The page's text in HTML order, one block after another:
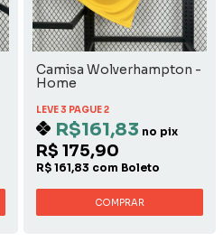
Camisa Wolverhampton -
Home
LEVE 3 PAGUE 2
R$161,83 no pix
R$ 175,90
R$ 161,83 com Boleto
COMPRAR